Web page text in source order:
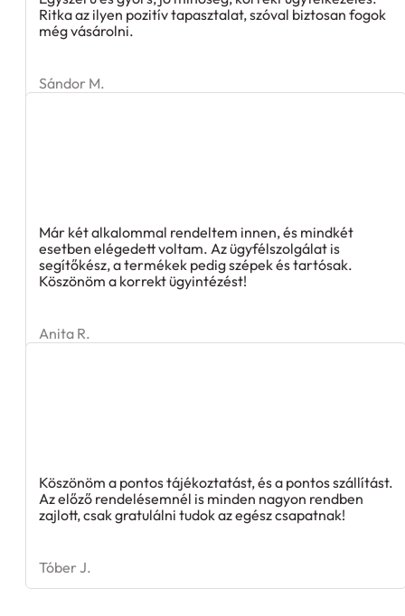
Ritka az ilyen pozitív tapasztalat, szóval biztosan fogok
még vásárolni.
Sándor M.
Már két alkalommal rendeltem innen, és mindkét
esetben elégedett voltam. Az ügyfélszolgálat is
segítőkész, a termékek pedig szépek és tartósak.
Köszönöm a korrekt ügyintézést!
Anita R.
Köszönöm a pontos tájékoztatást, és a pontos szállítást.
Az előző rendelésemnél is minden nagyon rendben
zajlott, csak gratulálni tudok az egész csapatnak!
Tóber J.